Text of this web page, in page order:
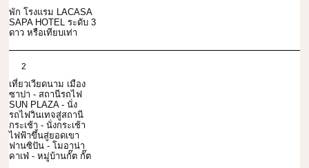
พัก โรงแรม LACASA
SAPA HOTEL ระดับ 3
ดาว หรือเทียบเท่า
2
เที่ยวเวียดนาม เมือง
ซาปา - สถานีรถไฟ
SUN PLAZA - นั่ง
รถไฟวินเทจสู่สถานี
กระเช้า - นั่งกระเช้า
ไฟฟ้าขึ้นสู่ยอดเขา
ฟานซิปัน - โมอาน่า
คาเฟ่ - หมู่บ้านกั๊ต กั๊ต